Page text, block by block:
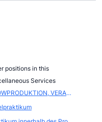
positions in this
Services
SHOWPRODUKTION, VERANSTALTUNGSMANAGEMENT